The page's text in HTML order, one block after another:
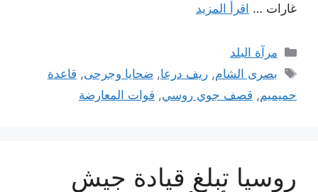
غارات … اقرأ المزيد
التصنيفات
مرآة البلد
الوسوم
بصرى الشام,ريف درعا,ضحايا وجرحى, قاعدة
حميميم, قصف جوي روسي, قوات المعارضة
روسيا تبلغ قيادة جيش